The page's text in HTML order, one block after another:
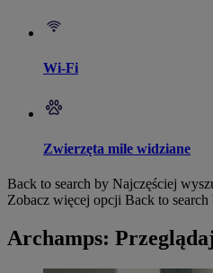
Wi-Fi
Zwierzęta mile widziane
Back to search by Najczęściej
Zobacz więcej opcji Back to search
Archamps: